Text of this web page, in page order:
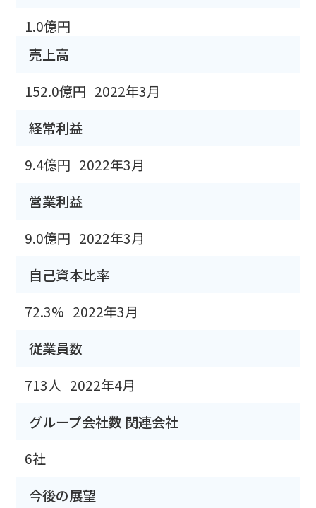
1.0億円
売上高
152.0億円 2022年3月
経常利益
9.4億円 2022年3月
営業利益
9.0億円 2022年3月
自己資本比率
72.3% 2022年3月
従業員数
713人 2022年4月
グループ会社数 関連会社
6社
今後の展望